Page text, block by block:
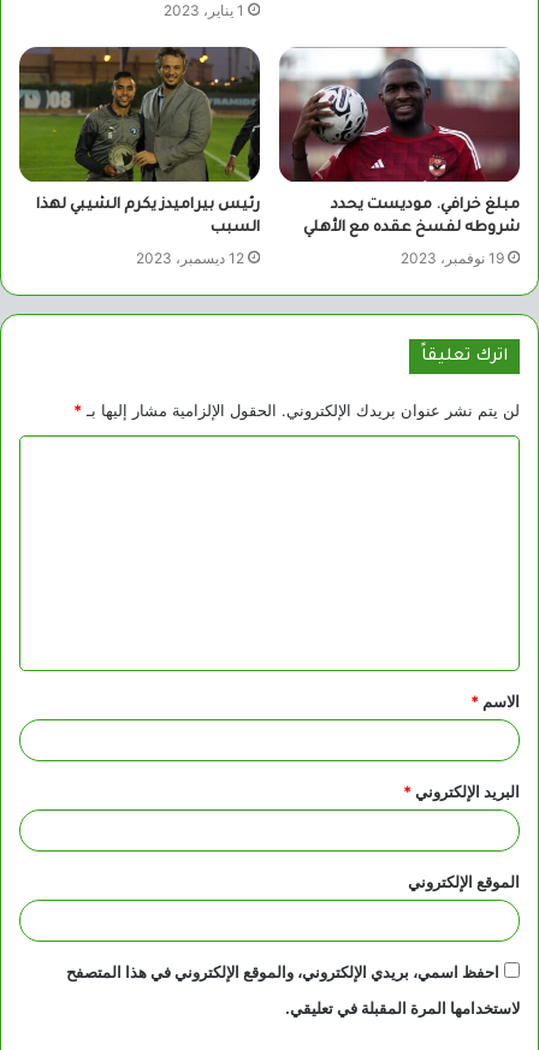
1 يناير، 2023
مبلغ خرافي. موديست يحدد
شروطه لفسخ عقده مع الأهلي
19 نوفمبر، 2023
رئيس بيراميدز يكرم الشيبي لهذا
السبب
12 ديسمبر، 2023
اترك تعليقاً
لن يتم نشر عنوان بريدك الإلكتروني. الحقول الإلزامية مشار إليها بـ *
ق
*
الاسم *
البريد الإلكتروني*
الموقع الإلكتروني
احفظ اسمي، بريدي الإلكتروني، والموقع الإلكتروني في هذا المتصفح
لاستخدامها المرة المقبلة في تعليقي.